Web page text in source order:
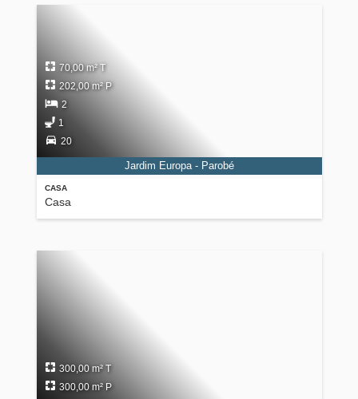
CASA
Casa
70,00 m² T
202,00 m² P
2
1
20
Jardim Europa - Parobé
300,00 m² T
300,00 m² P